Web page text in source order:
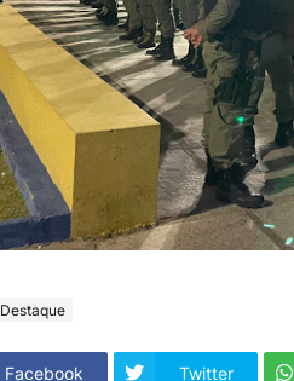
Destaque
Facebook Twitter